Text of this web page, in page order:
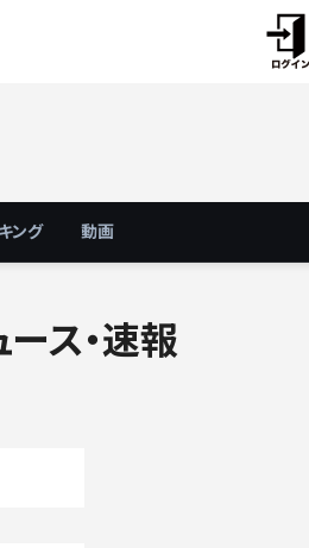
ング 動画
ス・速報